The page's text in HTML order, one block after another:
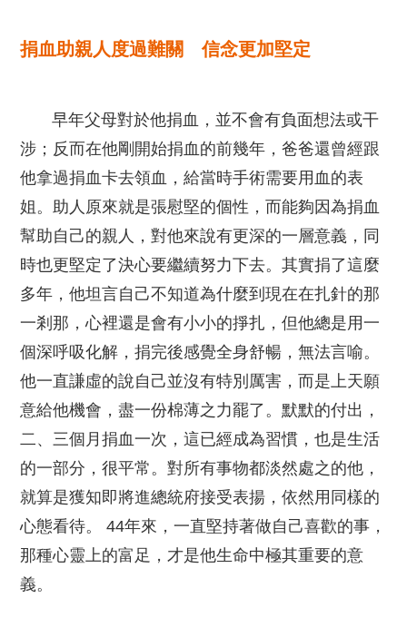
捐血助親人度過難關 信念更加堅定
早年父母對於他捐血，並不會有負面想法或干
涉；反而在他剛開始捐血的前幾年，爸爸還曾經跟
他拿過捐血卡去領血，給當時手術需要用血的表
姐。助人原來就是張慰堅的個性，而能夠因為捐血
幫助自己的親人，對他來說有更深的一層意義，同
時也更堅定了決心要繼續努力下去。其實捐了這麼
多年，他坦言自己不知道為什麼到現在在扎針的那
一剎那，心裡還是會有小小的掙扎，但他總是用一
個深呼吸化解，捐完後感覺全身舒暢，無法言喻。
他一直謙虛的說自己並沒有特別厲害，而是上天願
意給他機會，盡一份棉薄之力罷了。默默的付出，
二、三個月捐血一次，這已經成為習慣，也是生活
的一部分，很平常。對所有事物都淡然處之的他，
就算是獲知即將進總統府接受表揚，依然用同樣的
心態看待。 44年來，一直堅持著做自己喜歡的事，
那種心靈上的富足，才是他生命中極其重要的意
義。